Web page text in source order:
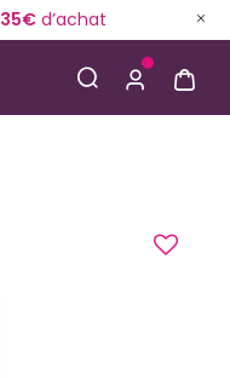
35€d’achat